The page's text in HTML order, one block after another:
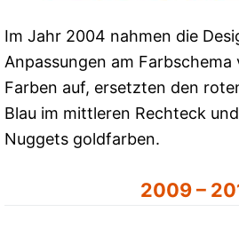
Im Jahr 2004 nahmen die
Anpassungen am Farbschema
Farben auf, ersetzten den
Blau im mittleren Rechteck
Nuggets goldfarben.
2009 –